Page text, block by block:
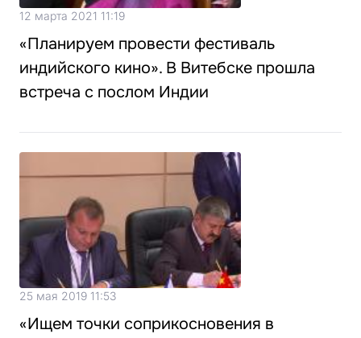
12 марта 2021 11:19
«Планируем провести фестиваль
индийского кино». В Витебске прошла
встреча с послом Индии
25 мая 2019 11:53
«Ищем точки соприкосновения в